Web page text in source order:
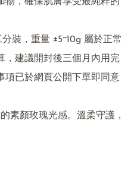
素顏玫瑰光感。溫柔守護，